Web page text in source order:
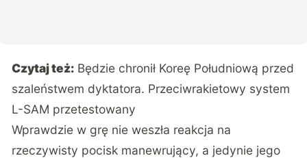
Czytaj też: Będzie chronił Koreę Południową przed
szaleństwem dyktatora. Przeciwrakietowy system
L-SAM przetestowany
Wprawdzie w grę nie weszła reakcja na
rzeczywisty pocisk manewrujący, a jedynie jego